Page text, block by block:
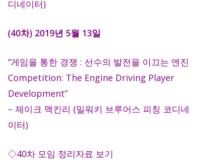
디네이터)
(40차) 2019년 5월 13일
“게임을 통한 경쟁 : 선수의 발전을 이끄는 엔진
Competition: The Engine Driving Player
Development”
– 제이크 맥킨리 (밀워키 브루어스 피칭 코디네
이터)
◇40차 모임 정리자료 보기